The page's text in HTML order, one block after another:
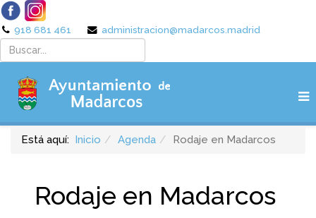
918 681 461 administracion@madarcos.madrid
Está aquí: Inicio Agenda Rodaje en Madarcos
Rodaje en Madarcos